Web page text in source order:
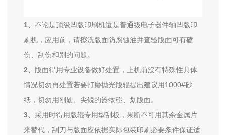
1、 不论是顶级凹版印刷机還是普通级电子器件轴凹版印
刷机，应用前，请擦洗版面防腐蚀油并查验版面可有磕
伤、刮伤和别的问題。
2、 版面得用专业设备做好处置，上机前沒有特殊性具体
情况切勿再处置若要打磨抛光版辊提出建议用1000#砂
纸，切勿用刚硬、尖锐的器物碰、划版面。
3、 采用时得用版辊专用型刮板，果断不可用其余金属片
来替代，刮刀与版面应依据实际包装印刷必要条件保证适